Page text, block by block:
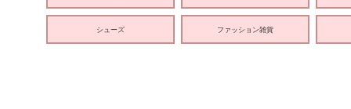
シューズ ファッション雑貨